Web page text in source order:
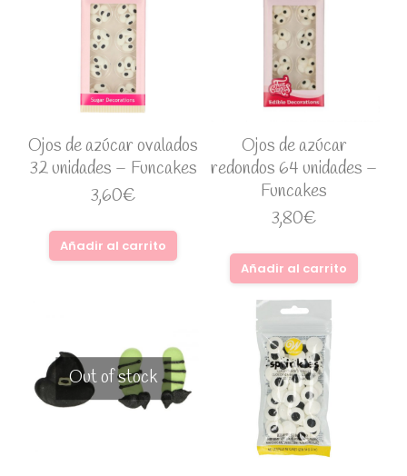
Ojos de azúcar ovalados
32 unidades – Funcakes
3,60€
Añadir al carrito
Ojos de azúcar
redondos 64 unidades –
Funcakes
3,80€
Añadir al carrito
Out of stock